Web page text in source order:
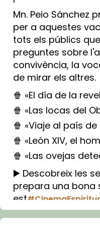
Mn. Peio Sánchez
per a aquestes
tots els públics
preguntes sobre
convivència, la
de mirar els altres.
🍿 «El día de la
🍿 «Las locas del
🍿 «Viaje al país
🍿 «León XIV, el
🍿 «Las ovejas
▶️ Descobreix les
prepara una bona
est
Imatge: Generada